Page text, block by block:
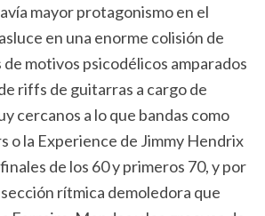
mayor protagonismo en el
en una enorme colisión de
de motivos psicodélicos amparados
riffs de guitarras a cargo de
cercanos a lo que bandas como
o la Experience de Jimmy Hendrix
de los 60 y primeros 70, y por
rítmica demoledora que